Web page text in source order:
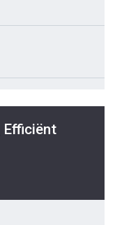
Efficiënt